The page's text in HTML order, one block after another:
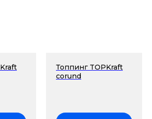
Топпинг TOPKraft
corund